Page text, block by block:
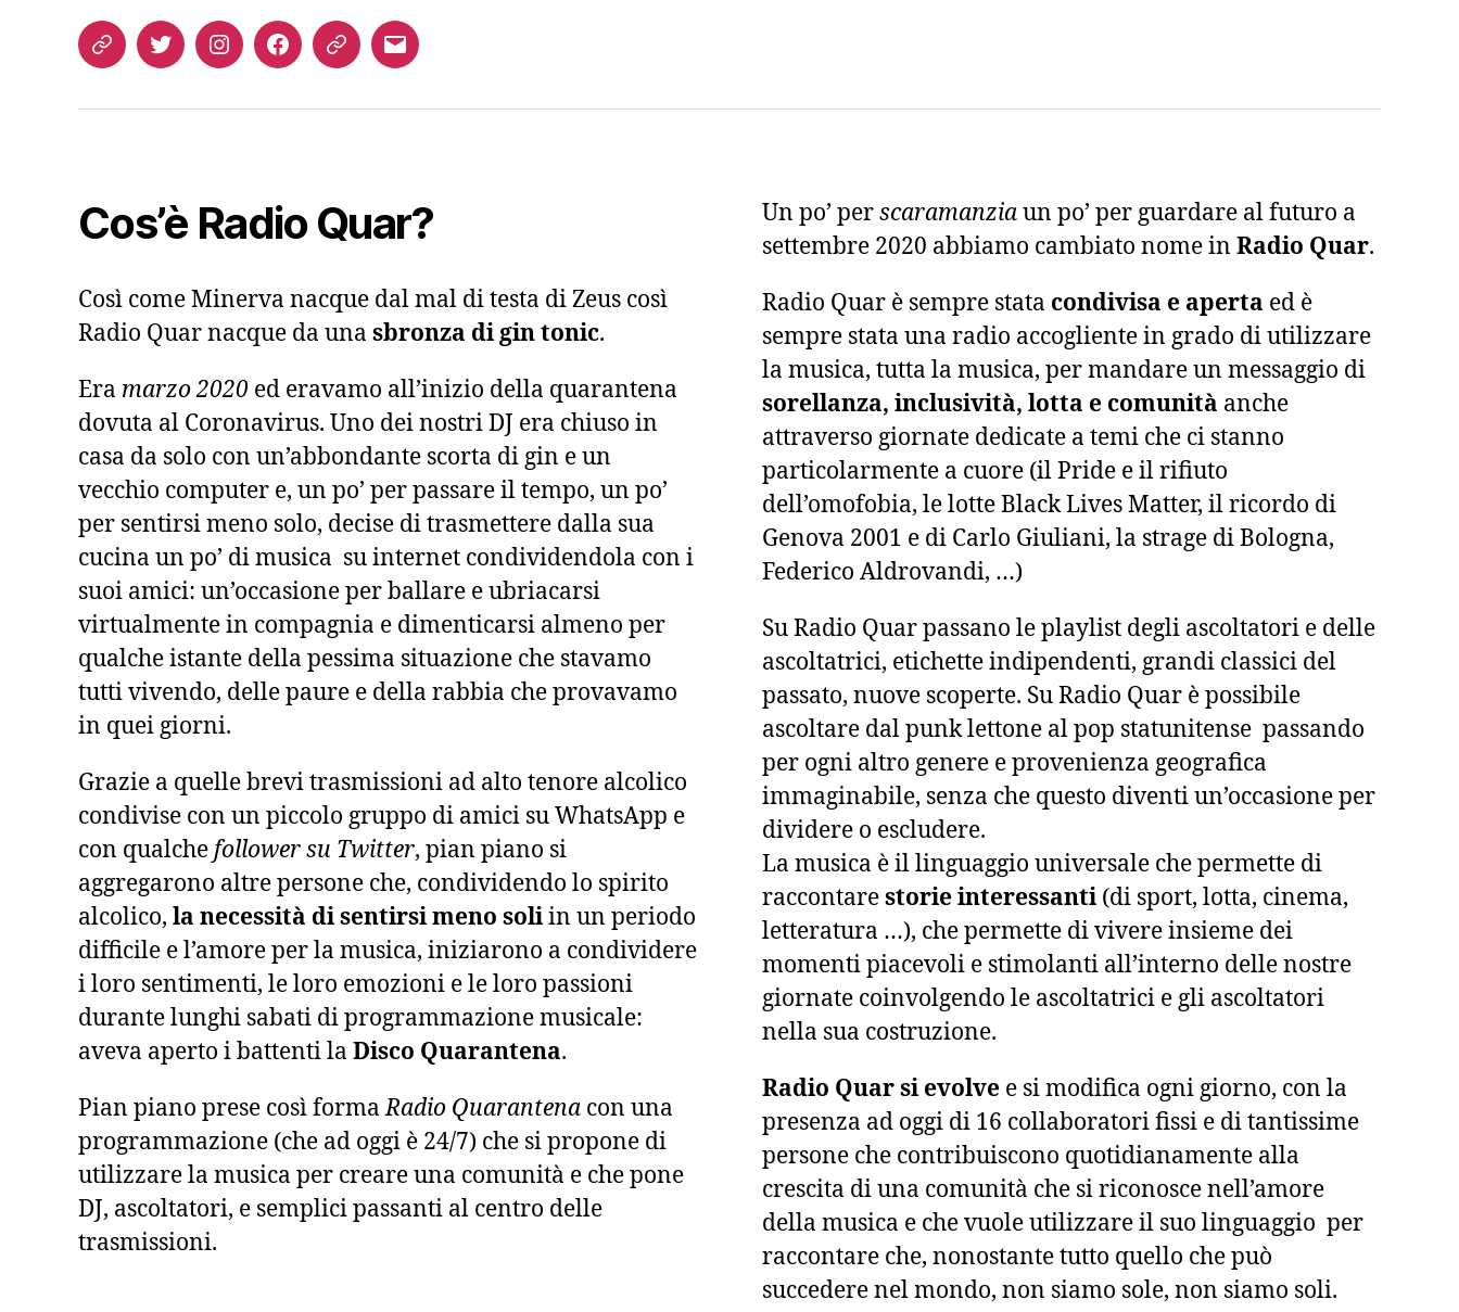
Come TwitterInstagram
FB PodcastEmail
Cos’è Radio Quar?
Così come Minerva nacque dal mal di testa di Zeus così
Radio Quar nacque da una sbronza di gin tonic.
Era marzo 2020 ed eravamo all’inizio della quarantena
dovuta al Coronavirus. Uno dei nostri DJ era chiuso in
casa da solo con un’abbondante scorta di gin e un
vecchio computer e, un po’ per passare il tempo, un po’
per sentirsi meno solo, decise di trasmettere dalla sua
cucina un po’ di musica su internet condividendola con i
suoi amici: un’occasione per ballare e ubriacarsi
virtualmente in compagnia e dimenticarsi almeno per
qualche istante della pessima situazione che stavamo
tutti vivendo, delle paure e della rabbia che provavamo
in quei giorni.
Grazie a quelle brevi trasmissioni ad alto tenore alcolico
condivise con un piccolo gruppo di amici su WhatsApp e
con qualchefollower su Twitter, pian piano si
aggregarono altre persone che, condividendo lo spirito
alcolico, la necessità di sentirsi meno soliin un periodo
difficile e l’amore per la musica, iniziarono a condividere
i loro sentimenti, le loro emozioni e le loro passioni
durante lunghi sabati di programmazione musicale:
aveva aperto i battenti la Disco Quarantena.
Pian piano prese così formaRadio Quarantena con una
programmazione (che ad oggi è 24/7) che si propone di
utilizzare la musica per creare una comunità e che pone
DJ, ascoltatori, e semplici passanti al centro delle
trasmissioni.
Un po’ perscaramanziaun po’ per guardare al futuro a
settembre 2020 abbiamo cambiato nome in Radio Quar.
Radio Quar è sempre stata condivisa e aperta ed è
sempre stata una radio accogliente in grado di utilizzare
la musica, tutta la musica, per mandare un messaggio di
sorellanza, inclusività, lotta e comunità anche
attraverso giornate dedicate a temi che ci stanno
particolarmente a cuore (il Pride e il rifiuto
dell’omofobia, le lotte Black Lives Matter, il ricordo di
Genova 2001 e di Carlo Giuliani, la strage di Bologna,
Federico Aldrovandi, …)
Su Radio Quar passano le playlist degli ascoltatori e delle
ascoltatrici, etichette indipendenti, grandi classici del
passato, nuove scoperte. Su Radio Quar è possibile
ascoltare dal punk lettone al pop statunitense passando
per ogni altro genere e provenienza geografica
immaginabile, senza che questo diventi un’occasione per
dividere o escludere.
La musica è il linguaggio universale che permette di
raccontarestorie interessanti (di sport, lotta, cinema,
letteratura …), che permette di vivere insieme dei
momenti piacevoli e stimolanti all’interno delle nostre
giornate coinvolgendo le ascoltatrici e gli ascoltatori
nella sua costruzione.
Radio Quar si evolve e si modifica ogni giorno, con la
presenza ad oggi di 16 collaboratori fissi e di tantissime
persone che contribuiscono quotidianamente alla
crescita di una comunità che si riconosce nell’amore
della musica e che vuole utilizzare il suo linguaggio per
raccontare che, nonostante tutto quello che può
succedere nel mondo, non siamo sole, non siamo soli.